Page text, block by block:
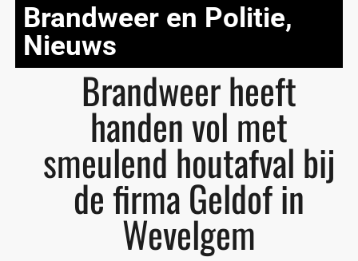
Brandweer en Politie,
Nieuws
Brandweer heeft
handen vol met
smeulend houtafval bij
de firma Geldof in
Wevelgem